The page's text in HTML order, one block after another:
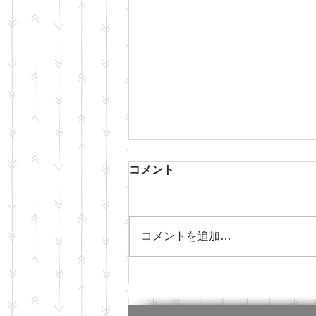
ム」参加レポート
コメント
コメントを追加…